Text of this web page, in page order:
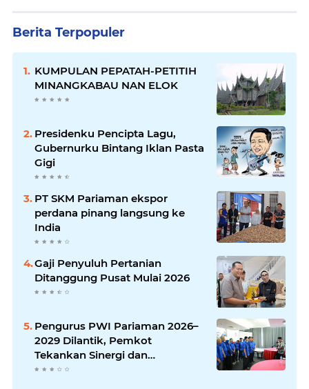
Berita Terpopuler
KUMPULAN PEPATAH-PETITIH
MINANGKABAU NAN ELOK
Presidenku Pencipta Lagu,
Gubernurku Bintang Iklan Pasta
Gigi
PT SKM Pariaman ekspor
perdana pinang langsung ke
India
Gaji Penyuluh Pertanian
Ditanggung Pusat Mulai 2026
Pengurus PWI Pariaman 2026–
2029 Dilantik, Pemkot
Tekankan Sinergi dan
Profesionalisme Pers